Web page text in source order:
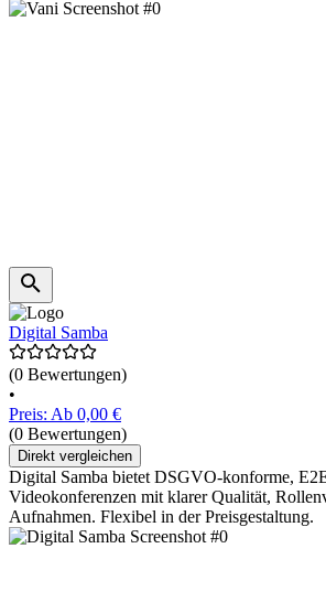
Digital Samba
(0 Bewertungen)
•
Preis: Ab 0,00 €
(0 Bewertungen)
Direkt vergleichen
Digital Samba bietet DSGVO-konforme,
Videokonferenzen mit klarer Qualität,
Aufnahmen. Flexibel in der Preisgestaltung.